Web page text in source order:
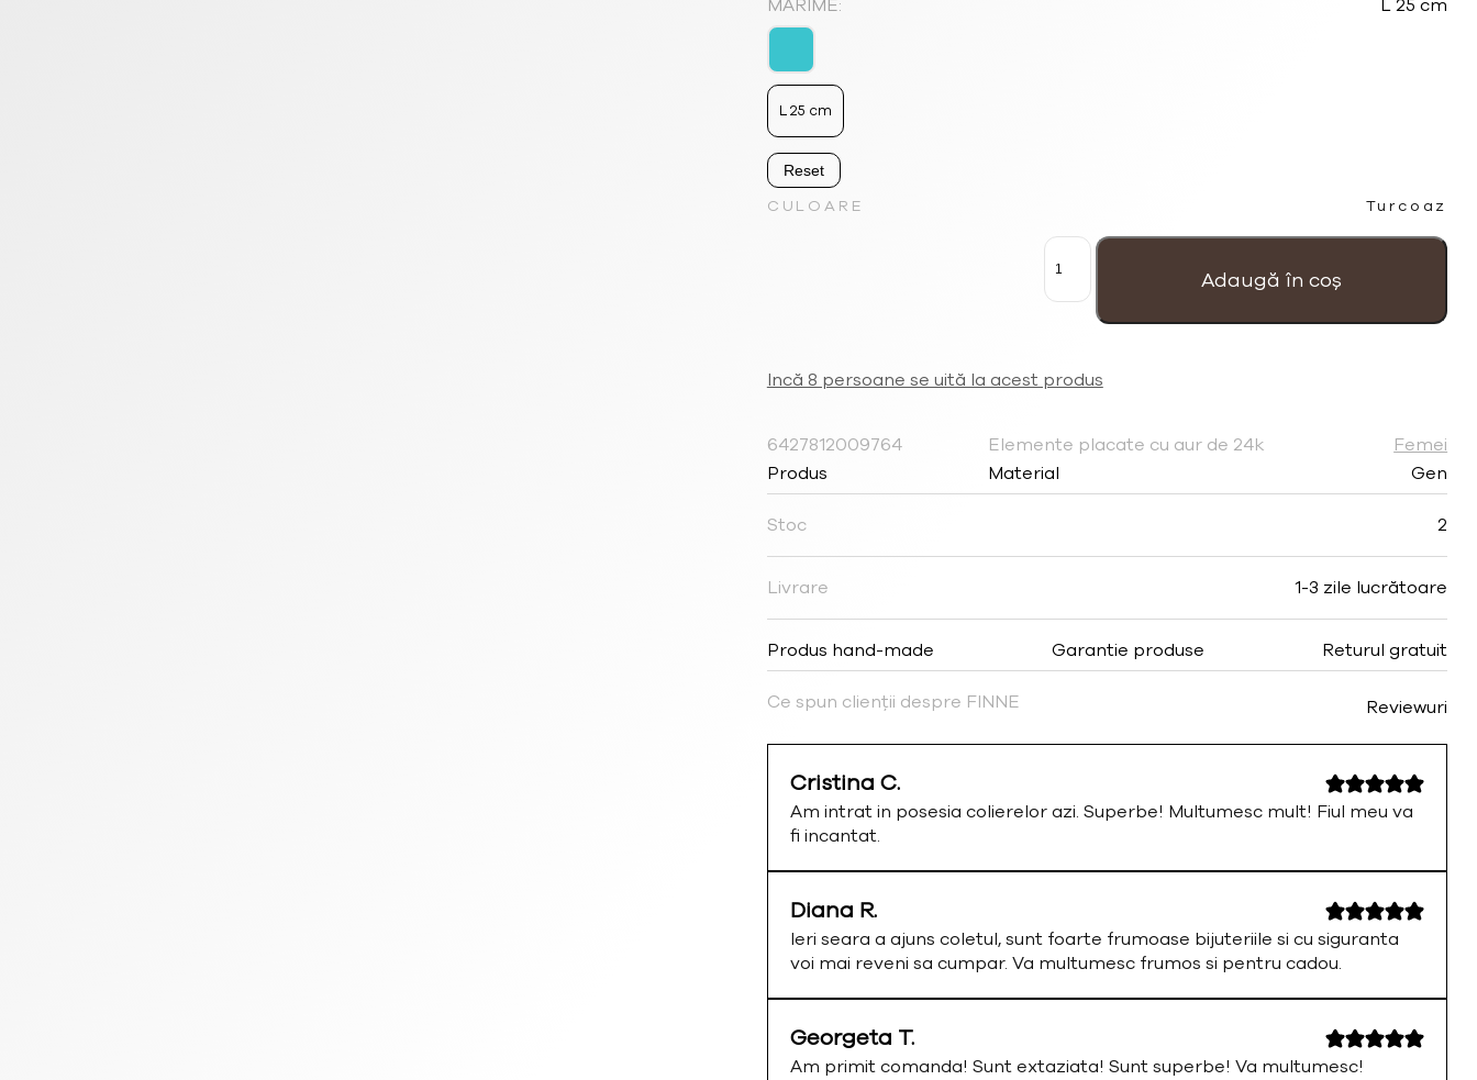
CULOARE Turcoaz
MARIME:
L 25 cm
L 25 cm
Reset
Cantitate
Brățară
femei
turcoaz
aur
Adaugă în coș
Incă 8 persoane se uită la acest produs
6427812009764
Produs
Elemente placate cu aur de 24k
Material
Femei
Gen
Stoc 2
Livrare 1-3 zile lucrătoare
Produs hand-made Garantie produse Returul gratuit
Ce spun clienții despre FINNE Reviewuri
Cristina C.
Am intrat in posesia colierelor azi. Superbe! Multumesc mult! Fiul meu va
fi incantat.
Diana R.
Ieri seara a ajuns coletul, sunt foarte frumoase bijuteriile si cu siguranta
voi mai reveni sa cumpar. Va multumesc frumos si pentru cadou.
Georgeta T.
Am primit comanda! Sunt extaziata! Sunt superbe! Va multumesc!